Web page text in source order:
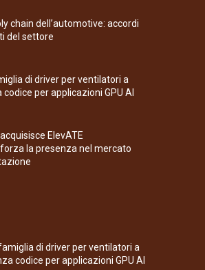
chain dell’automotive: accordi
del settore
di driver per ventilatori a
per applicazioni GPU AI
ElevATE
la presenza nel mercato
di driver per ventilatori a
codice per applicazioni GPU AI